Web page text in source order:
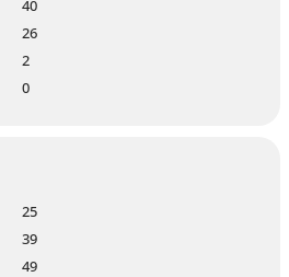
40
26
2
0
25
39
49